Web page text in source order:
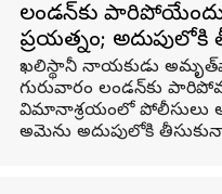
లండన్‌కు
ప్రయత్నం; అదుపులోకి
ఖలిస్థానీ నాయకుడు
గురువారం లండన్‌కు
విమానాశ్రయంలో పోలీసులు
అమెను అదుపులోకి